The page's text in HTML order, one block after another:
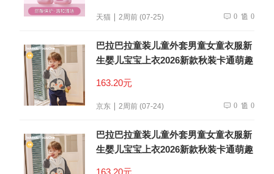
天猫 2周前 (07-25) 0 0
巴拉巴拉童装儿童外套男童女童衣服新
生婴儿宝宝上衣2026新款秋装卡通萌趣
163.20元
京东 2周前 (07-24) 0 0
巴拉巴拉童装儿童外套男童女童衣服新
生婴儿宝宝上衣2026新款秋装卡通萌趣